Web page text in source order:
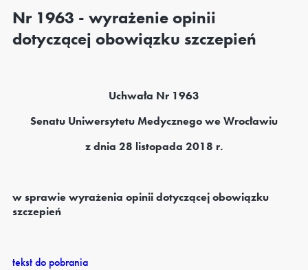
Nr 1963 - wyrażenie opinii
dotyczącej obowiązku szczepień
Uchwała Nr 1963
Senatu Uniwersytetu Medycznego we Wrocławiu
z dnia 28 listopada 2018 r.
w sprawie wyrażenia opinii dotyczącej obowiązku
szczepień
tekst do pobrania